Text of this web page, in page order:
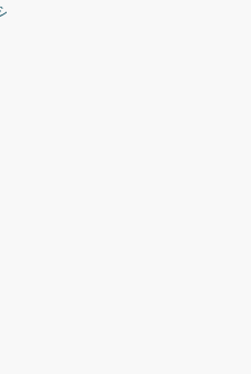
ステム)